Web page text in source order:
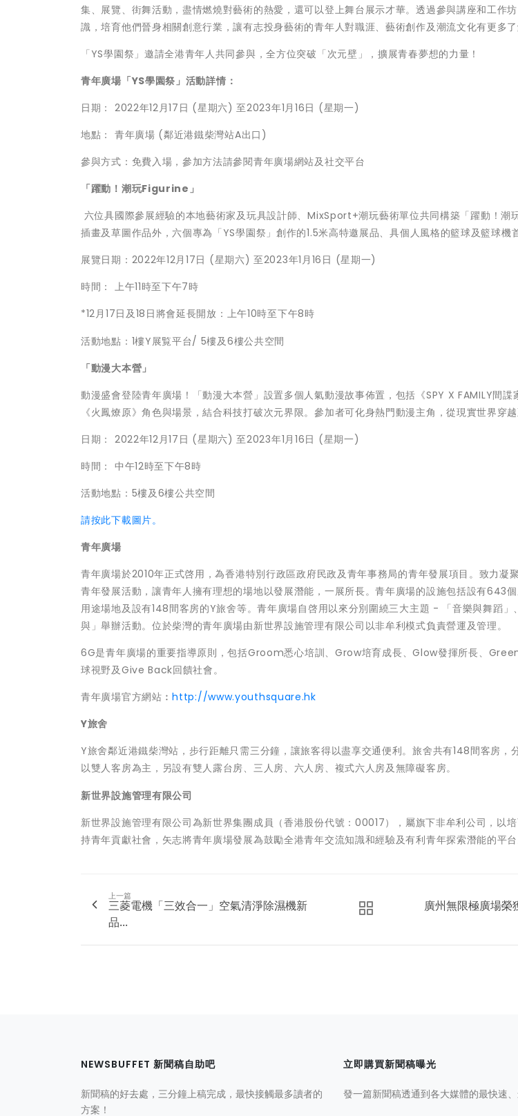
集、展覽、街舞活動，盡情燃燒對藝術的熱愛，還可以登上舞台展示才華。透過參與講座和工作
識，培育他們晉身相關創意行業，讓有志投身藝術的青年人對職涯、藝術創作及潮流文化有更多了
「YS學園祭」邀請全港青年人共同參與，全方位突破「次元壁」，擴展青春夢想的力量！
青年廣場「YS學園祭」活動詳情：
日期： 2022年12月17日 (星期六) 至2023年1月16日 (星期一)
地點： 青年廣場 (鄰近港鐵柴灣站A出口)
參與方式：免費入場，參加方法請參閱青年廣場網站及社交平台
「躍動！潮玩Figurine」
六位具國際參展經驗的本地藝術家及玩具設計師、MixSport+潮玩藝術單位共同構築「躍動！潮
插畫及草圖作品外，六個專為「YS學園祭」創作的1.5米高特邀展品、具個人風格的籃球及籃球機
展覽日期：2022年12月17日 (星期六) 至2023年1月16日 (星期一)
時間： 上午11時至下午7時
*12月17日及18日將會延長開放：上午10時至下午8時
活動地點：1樓Y展覧平台/ 5樓及6樓公共空間
「動漫大本營」
動漫盛會登陸青年廣場！「動漫大本營」設置多個人氣動漫故事佈置，包括《SPY X FAMILY間諜
《火鳳燎原》角色與場景，結合科技打破次元界限。參加者可化身熱門動漫主角，從現實世界穿
日期： 2022年12月17日 (星期六) 至2023年1月16日 (星期一)
時間： 中午12時至下午8時
活動地點：5樓及6樓公共空間
請按此下載圖片。
青年廣場
青年廣場於2010年正式啓用，為香港特別行政區政府民政及青年事務局的青年發展項目。致力凝
青年發展活動，讓青年人擁有理想的場地以發展潛能，一展所長。青年廣場的設施包括設有643
用途場地及設有148間客房的Y旅舍等。青年廣場自啓用以來分別圍繞三大主題 - 「音樂與舞蹈」
與」舉辦活動。位於柴灣的青年廣場由新世界設施管理有限公司以非牟利模式負責營運及管理。
6G是青年廣場的重要指導原則，包括Groom悉心培訓、Grow培育成長、Glow發揮所長、
球視野及Give Back回饋社會。
青年廣場官方網站︰http://www.youthsquare.hk
Y旅舍
Y旅舍鄰近港鐵柴灣站，步行距離只需三分鐘，讓旅客得以盡享交通便利。旅舍共有148間客房，
以雙人客房為主，另設有雙人露台房、三人房、六人房、複式六人房及無障礙客房。
新世界設施管理有限公司
新世界設施管理有限公司為新世界集團成員（香港股份代號：00017），屬旗下非牟利公司，以
持青年貢獻社會，矢志將青年廣場發展為鼓勵全港青年交流知識和經驗及有利青年探索潛能的平台
上一篇
三菱電機「三效合一」空氣清淨除濕機新
品...
廣州無限極廣場榮
NEWSBUFFET 新聞稿自助吧
新聞稿的好去處，三分鐘上稿完成，最快接觸最多讀者的
方案！
立即購買新聞稿曝光
發一篇新聞稿透通到各大媒體的最快速